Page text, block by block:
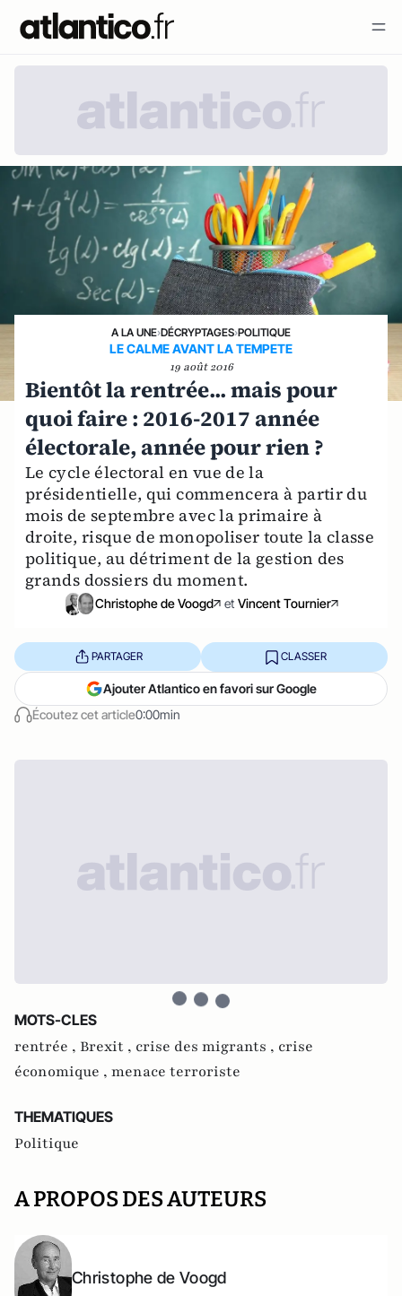
A LA UNE›DÉCRYPTAGES›POLITIQUE
LE CALME AVANT LA TEMPETE
19 août 2016
Bientôt la rentrée... mais pour
quoi faire : 2016-2017 année
électorale, année pour rien ?
Le cycle électoral en vue de la
présidentielle, qui commencera à partir du
mois de septembre avec la primaire à
droite, risque de monopoliser toute la classe
politique, au détriment de la gestion des
grands dossiers du moment.
Christophe de Voogd et Vincent Tournier
Écoutez cet article0:00min
PARTAGER CLASSER
Ajouter Atlantico en favori sur Google
MOTS-CLES
rentrée , Brexit , crise des migrants , crise
économique , menace terroriste
THEMATIQUES
Politique
A PROPOS DES AUTEURS
Christophe de Voogd